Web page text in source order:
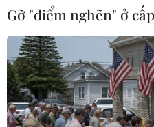
Ukraine lo ngại an
tình Ba Lan phong
19/02/2024 12:37
Trong nhiều tuần qua, các
Lan đã chặn các xe tải chở
Gỡ "điểm nghẽn" ở